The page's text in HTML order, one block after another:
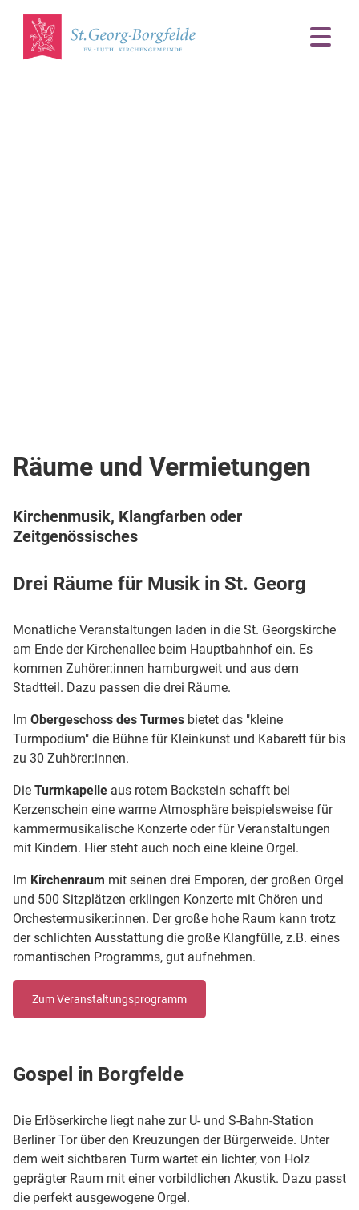
Räume und Vermietungen
Kirchenmusik, Klangfarben oder
Zeitgenössisches
Drei Räume für Musik in St. Georg
Monatliche Veranstaltungen laden in die St. Georgskirche
am Ende der Kirchenallee beim Hauptbahnhof ein. Es
kommen Zuhörer:innen hamburgweit und aus dem
Stadtteil. Dazu passen die drei Räume.
Im Obergeschoss des Turmes bietet das "kleine
Turmpodium" die Bühne für Kleinkunst und Kabarett für bis
zu 30 Zuhörer:innen.
Die Turmkapelle aus rotem Backstein schafft bei
Kerzenschein eine warme Atmosphäre beispielsweise für
kammermusikalische Konzerte oder für Veranstaltungen
mit Kindern. Hier steht auch noch eine kleine Orgel.
Im Kirchenraum mit seinen drei Emporen, der großen Orgel
und 500 Sitzplätzen erklingen Konzerte mit Chören und
Orchestermusiker:innen. Der große hohe Raum kann trotz
der schlichten Ausstattung die große Klangfülle, z.B. eines
romantischen Programms, gut aufnehmen.
Zum Veranstaltungsprogramm
Gospel in Borgfelde
Die Erlöserkirche liegt nahe zur U- und S-Bahn-Station
Berliner Tor über den Kreuzungen der Bürgerweide. Unter
dem weit sichtbaren Turm wartet ein lichter, von Holz
geprägter Raum mit einer vorbildlichen Akustik. Dazu passt
die perfekt ausgewogene Orgel.